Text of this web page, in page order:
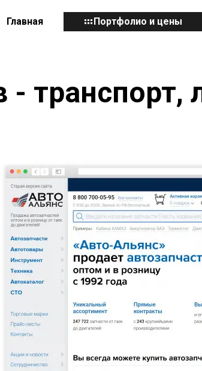
Главная Портфолио и цены
- транспорт,